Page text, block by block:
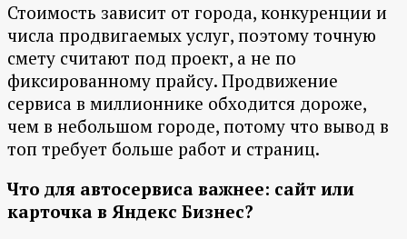
Стоимость зависит от города, конкуренции и
числа продвигаемых услуг, поэтому точную
смету считают под проект, а не по
фиксированному прайсу. Продвижение
сервиса в миллионнике обходится дороже,
чем в небольшом городе, потому что вывод в
топ требует больше работ и страниц.
Что для автосервиса важнее: сайт или
карточка в Яндекс Бизнес?